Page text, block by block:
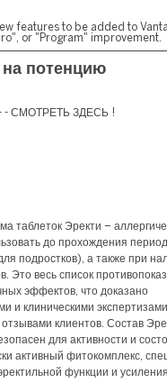
features to be added to
or "Program" improvement.
потенцию
- СМОТРЕТЬ ЗДЕСЬ !
таблеток Эректи –
до прохождения
подростков), а также при
Это весь список
эффектов, что доказано
и клиническими
клиентов. Состав
для активности и
активный фитокомплекс,
функции и